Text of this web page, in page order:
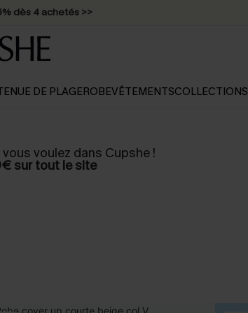
dès 4 achetés >>
DE PLAGEROBEVÊTEMENTSCOLLECTIONS
voulez dans Cupshe !
sur tout le site